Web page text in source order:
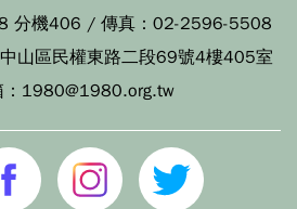
分機406 / 傳真： 02-2596-5508
山區民權東路二段69號4樓405室
1980@1980.org.tw